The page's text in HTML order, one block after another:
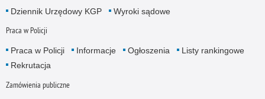
Dziennik Urzędowy KGP Wyroki sądowe
Praca w Policji
Praca w Policji Informacje Ogłoszenia
Listy rankingowe
Rekrutacja
Zamówienia publiczne